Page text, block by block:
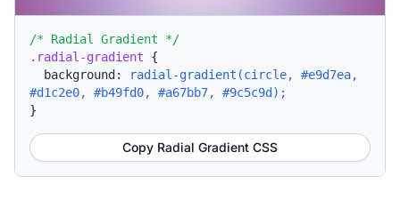
/* Radial Gradient */
.radial-gradient {
background:
radial-gradient(circle, #e9d7ea,
#d1c2e0, #b49fd0, #a67bb7, #9c5c9d);
}
Copy Radial Gradient CSS